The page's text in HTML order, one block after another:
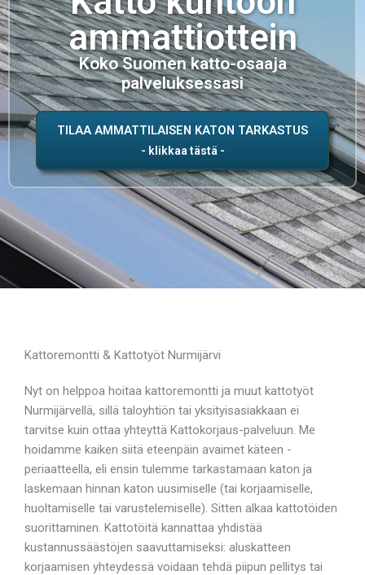
ammattiottein
Koko Suomen katto-osaaja
palveluksessasi
TILAA AMMATTILAISEN KATON TARKASTUS
Kattoremontti & Kattotyöt Nurmijärvi
Nyt on helppoa hoitaa kattoremontti ja muut kattotyöt
Nurmijärvellä, sillä taloyhtiön tai yksityisasiakkaan ei
tarvitse kuin ottaa yhteyttä Kattokorjaus-palveluun. Me
hoidamme kaiken siitä eteenpäin avaimet käteen -
periaatteella, eli ensin tulemme tarkastamaan katon ja
laskemaan hinnan katon uusimiselle (tai korjaamiselle,
huoltamiselle tai varustelemiselle). Sitten alkaa kattotöiden
suorittaminen. Kattotöitä kannattaa yhdistää
kustannussäästöjen saavuttamiseksi: aluskatteen
korjaamisen yhteydessä voidaan tehdä piipun pellitys tai